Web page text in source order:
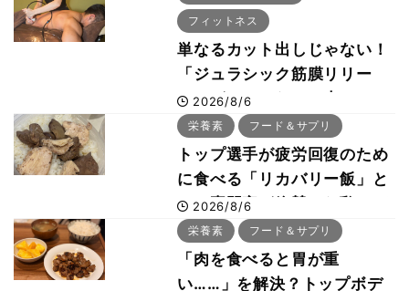
フィットネス
単なるカット出しじゃない！
「ジュラシック筋膜リリー
ス」が口コミだけで大ヒット
した納得の理由 木澤大祐が
解説
2026/8/6
栄養素 フード＆サプリ
トップ選手が疲労回復のため
に食べる「リカバリー飯」と
は？専門家が絶賛した鶏レバ
ー活用法
2026/8/6
栄養素 フード＆サプリ
「肉を食べると胃が重
い……」を解決？トップボデ